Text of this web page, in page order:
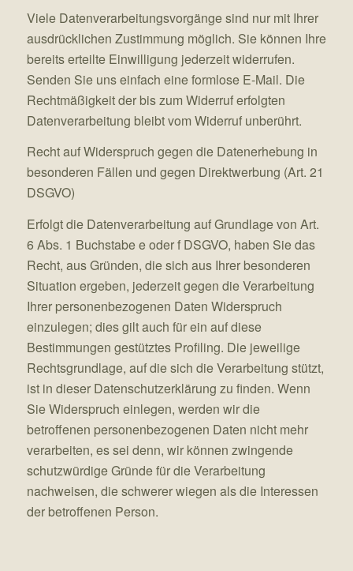
Viele Datenverarbeitungsvorgänge sind nur mit Ihrer
ausdrücklichen Zustimmung möglich. Sie können Ihre
bereits erteilte Einwilligung jederzeit widerrufen.
Senden Sie uns einfach eine formlose E-Mail. Die
Rechtmäßigkeit der bis zum Widerruf erfolgten
Datenverarbeitung bleibt vom Widerruf unberührt.
Recht auf Widerspruch gegen die Datenerhebung in
besonderen Fällen und gegen Direktwerbung (Art. 21
DSGVO)
Erfolgt die Datenverarbeitung auf Grundlage von Art.
6 Abs. 1 Buchstabe e oder f DSGVO, haben Sie das
Recht, aus Gründen, die sich aus Ihrer besonderen
Situation ergeben, jederzeit gegen die Verarbeitung
Ihrer personenbezogenen Daten Widerspruch
einzulegen; dies gilt auch für ein auf diese
Bestimmungen gestütztes Profiling. Die jeweilige
Rechtsgrundlage, auf die sich die Verarbeitung stützt,
ist in dieser Datenschutzerklärung zu finden. Wenn
Sie Widerspruch einlegen, werden wir die
betroffenen personenbezogenen Daten nicht mehr
verarbeiten, es sei denn, wir können zwingende
schutzwürdige Gründe für die Verarbeitung
nachweisen, die schwerer wiegen als die Interessen
der betroffenen Person.